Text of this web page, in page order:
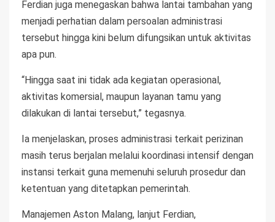
Ferdian juga menegaskan bahwa lantai tambahan yang
menjadi perhatian dalam persoalan administrasi
tersebut hingga kini belum difungsikan untuk aktivitas
apa pun.
“Hingga saat ini tidak ada kegiatan operasional,
aktivitas komersial, maupun layanan tamu yang
dilakukan di lantai tersebut,” tegasnya.
Ia menjelaskan, proses administrasi terkait perizinan
masih terus berjalan melalui koordinasi intensif dengan
instansi terkait guna memenuhi seluruh prosedur dan
ketentuan yang ditetapkan pemerintah.
Manajemen Aston Malang, lanjut Ferdian,